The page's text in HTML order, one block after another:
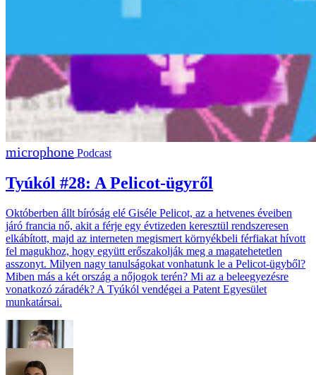
Podcast
Tyúkól #28: A Pelicot-ügyről
Októberben állt bíróság elé Giséle Pelicot, az a hetvenes éveiben
járó francia nő, akit a férje egy évtizeden keresztül rendszeresen
elkábított, majd az interneten megismert környékbeli férfiakat hívott
fel magukhoz, hogy együtt erőszakolják meg a magatehetetlen
asszonyt. Milyen nagy tanulságokat vonhatunk le a Pelicot-ügyből?
Miben más a két ország a nőjogok terén? Mi az a beleegyezésre
vonatkozó záradék? A Tyúkól vendégei a Patent Egyesület
munkatársai.